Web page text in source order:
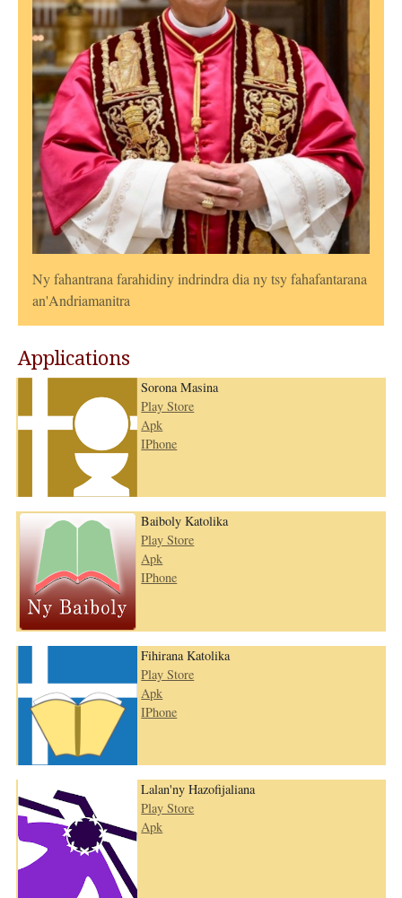
Ny fahantrana farahidiny indrindra dia ny tsy fahafantarana
an'Andriamanitra
Applications
Sorona Masina
Play Store
Apk
IPhone
Baiboly Katolika
Play Store
Apk
IPhone
Fihirana Katolika
Play Store
Apk
IPhone
Lalan'ny Hazofijaliana
Play Store
Apk